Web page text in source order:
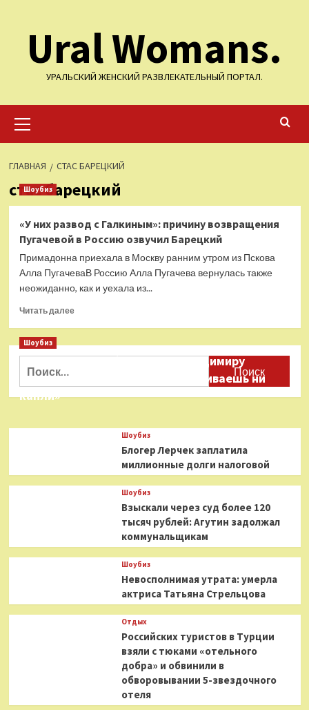
содержимому
Ural Womans.
УРАЛЬСКИЙ ЖЕНСКИЙ РАЗВЛЕКАТЕЛЬНЫЙ ПОРТАЛ.
меню
ГЛАВНАЯ СТАС БАРЕЦКИЙ
стас барецкий
Шоубиз
«У них развод с Галкиным»: причину возвращения
Пугачевой в Россию озвучил Барецкий
Примадонна приехала в Москву ранним утром из Пскова
Алла ПугачеваВ Россию Алла Пугачева вернулась также
неожиданно, как и уехала из...
Читать далееПрочитать
«У
с
Галкиным»:
возвращения
Шоубиз
Даня Милохин обратился к Владимиру
Соловьеву: «Ты меня не расстраиваешь ни
капли»
Шоубиз
Блогер Лерчек заплатила
миллионные долги налоговой
Шоубиз
Взыскали через суд более 120
тысяч рублей: Агутин задолжал
коммунальщикам
Шоубиз
Невосполнимая утрата: умерла
актриса Татьяна Стрельцова
Отдых
Российских туристов в Турции
взяли с тюками «отельного
добра» и обвинили в
обворовывании 5-звездочного
отеля